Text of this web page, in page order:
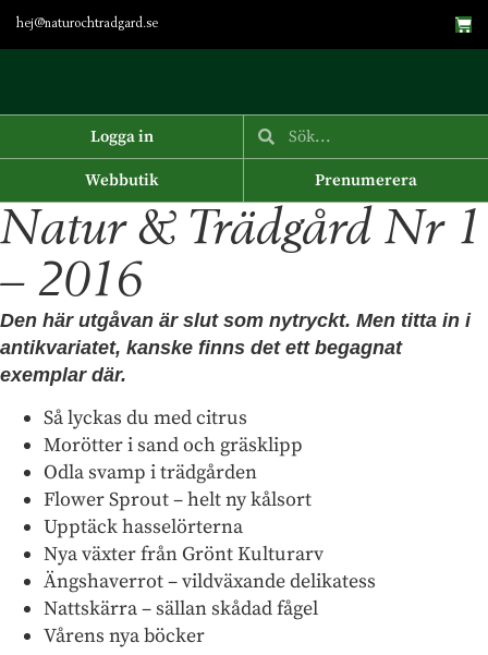
hej@naturochtradgard.se
Logga in
Webbutik Prenumerera
Natur & Trädgård Nr 1
– 2016
Den här utgåvan är slut som nytryckt. Men titta in i
antikvariatet, kanske finns det ett begagnat
exemplar där.
Så lyckas du med citrus
Morötter i sand och gräsklipp
Odla svamp i trädgården
Flower Sprout – helt ny kålsort
Upptäck hasselörterna
Nya växter från Grönt Kulturarv
Ängshaverrot – vildväxande delikatess
Nattskärra – sällan skådad fågel
Vårens nya böcker